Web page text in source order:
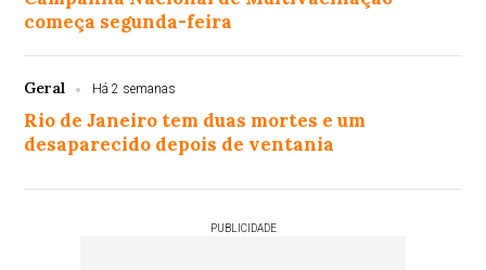
começa segunda-feira
Geral Há 2 semanas
Rio de Janeiro tem duas mortes e um
desaparecido depois de ventania
PUBLICIDADE